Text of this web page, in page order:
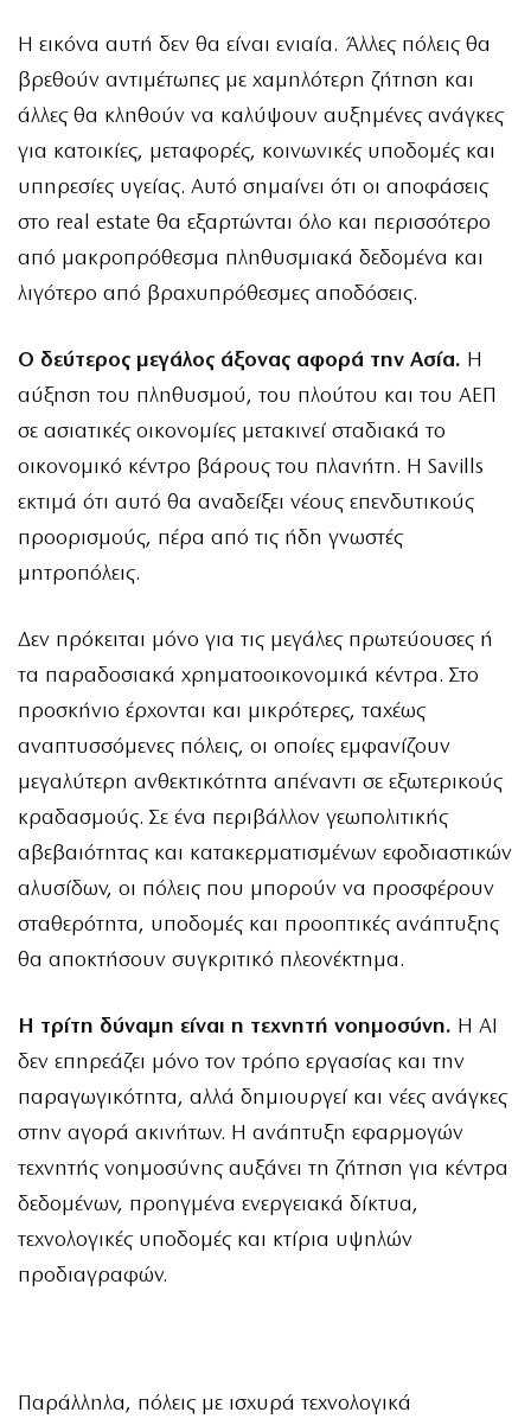
Η εικόνα αυτή δεν θα είναι ενιαία. Άλλες πόλεις θα
βρεθούν αντιμέτωπες με χαμηλότερη ζήτηση και
άλλες θα κληθούν να καλύψουν αυξημένες ανάγκες
για κατοικίες, μεταφορές, κοινωνικές υποδομές και
υπηρεσίες υγείας. Αυτό σημαίνει ότι οι αποφάσεις
στο real estate θα εξαρτώνται όλο και περισσότερο
από μακροπρόθεσμα πληθυσμιακά δεδομένα και
λιγότερο από βραχυπρόθεσμες αποδόσεις.
Ο δεύτερος μεγάλος άξονας αφορά την Ασία. Η
αύξηση του πληθυσμού, του πλούτου και του ΑΕΠ
σε ασιατικές οικονομίες μετακινεί σταδιακά το
οικονομικό κέντρο βάρους του πλανήτη. Η Savills
εκτιμά ότι αυτό θα αναδείξει νέους επενδυτικούς
προορισμούς, πέρα από τις ήδη γνωστές
μητροπόλεις.
Δεν πρόκειται μόνο για τις μεγάλες πρωτεύουσες ή
τα παραδοσιακά χρηματοοικονομικά κέντρα. Στο
προσκήνιο έρχονται και μικρότερες, ταχέως
αναπτυσσόμενες πόλεις, οι οποίες εμφανίζουν
μεγαλύτερη ανθεκτικότητα απέναντι σε εξωτερικούς
κραδασμούς. Σε ένα περιβάλλον γεωπολιτικής
αβεβαιότητας και κατακερματισμένων εφοδιαστικών
αλυσίδων, οι πόλεις που μπορούν να προσφέρουν
σταθερότητα, υποδομές και προοπτικές ανάπτυξης
θα αποκτήσουν συγκριτικό πλεονέκτημα.
Η τρίτη δύναμη είναι η τεχνητή νοημοσύνη. Η AI
δεν επηρεάζει μόνο τον τρόπο εργασίας και την
παραγωγικότητα, αλλά δημιουργεί και νέες ανάγκες
στην αγορά ακινήτων. Η ανάπτυξη εφαρμογών
τεχνητής νοημοσύνης αυξάνει τη ζήτηση για κέντρα
δεδομένων, προηγμένα ενεργειακά δίκτυα,
τεχνολογικές υποδομές και κτίρια υψηλών
προδιαγραφών.
Παράλληλα, πόλεις με ισχυρά τεχνολογικά